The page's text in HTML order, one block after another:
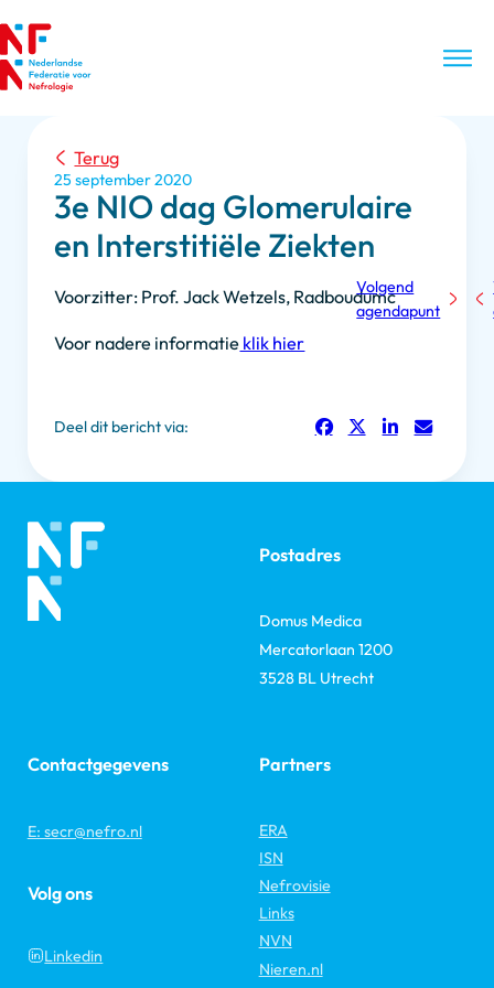
Terug
25 september 2020
3e NIO dag Glomerulaire
en Interstitiële Ziekten
Voorzitter: Prof. Jack Wetzels, Radboudumc
Voor nadere informatie klik hier
Deel dit bericht via:
Volgend
agendapunt
Postadres
Domus Medica
Mercatorlaan 1200
3528 BL Utrecht
Contactgegevens
E: secr@nefro.nl
Volg ons
Linkedin
Partners
ERA
ISN
Nefrovisie
Links
NVN
Nieren.nl